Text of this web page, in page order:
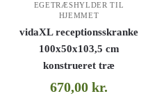
EGETRÆSHYLDER TIL
HJEMMET
vidaXL receptionsskranke
100x50x103,5 cm
konstrueret træ
670,00kr.